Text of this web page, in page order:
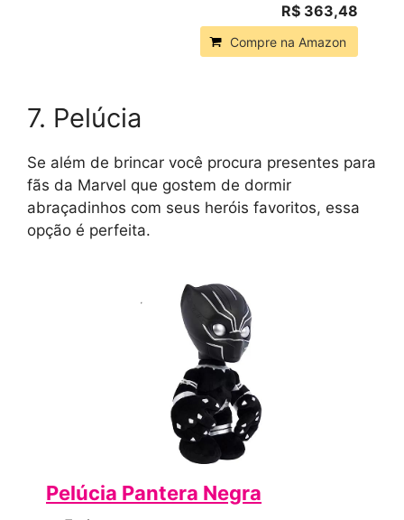
R$ 363,48
Compre na Amazon
7. Pelúcia
Se além de brincar você procura presentes para
fãs da Marvel que gostem de dormir
abraçadinhos com seus heróis favoritos, essa
opção é perfeita.
Pelúcia Pantera Negra